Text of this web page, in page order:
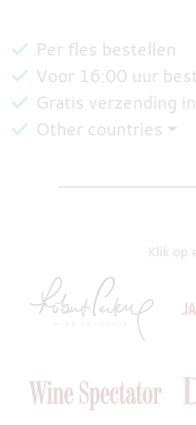
Per fles bestellen
Voor 16:00 uur
Gratis verzending
Other countries ⏷
Klik op